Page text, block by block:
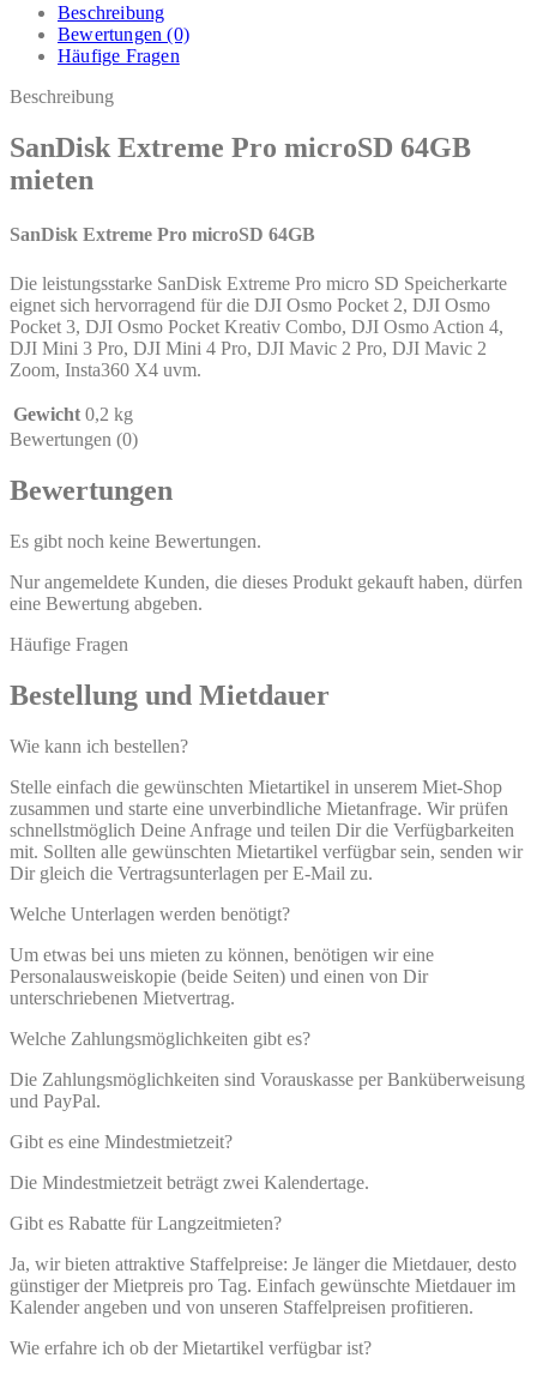
Beschreibung
Bewertungen (0)
Häufige Fragen
Beschreibung
SanDisk Extreme Pro microSD 64GB
mieten
SanDisk Extreme Pro microSD 64GB
Die leistungsstarke SanDisk Extreme Pro micro SD Speicherkarte
eignet sich hervorragend für die DJI Osmo Pocket 2, DJI Osmo
Pocket 3, DJI Osmo Pocket Kreativ Combo, DJI Osmo Action 4,
DJI Mini 3 Pro, DJI Mini 4 Pro, DJI Mavic 2 Pro, DJI Mavic 2
Zoom, Insta360 X4 uvm.
Gewicht 0,2 kg
Bewertungen (0)
Bewertungen
Es gibt noch keine Bewertungen.
Nur angemeldete Kunden, die dieses Produkt gekauft haben, dürfen
eine Bewertung abgeben.
Häufige Fragen
Bestellung und Mietdauer
Wie kann ich bestellen?
Stelle einfach die gewünschten Mietartikel in unserem Miet-Shop
zusammen und starte eine unverbindliche Mietanfrage. Wir prüfen
schnellstmöglich Deine Anfrage und teilen Dir die Verfügbarkeiten
mit. Sollten alle gewünschten Mietartikel verfügbar sein, senden wir
Dir gleich die Vertragsunterlagen per E-Mail zu.
Welche Unterlagen werden benötigt?
Um etwas bei uns mieten zu können, benötigen wir eine
Personalausweiskopie (beide Seiten) und einen von Dir
unterschriebenen Mietvertrag.
Welche Zahlungsmöglichkeiten gibt es?
Die Zahlungsmöglichkeiten sind Vorauskasse per Banküberweisung
und PayPal.
Gibt es eine Mindestmietzeit?
Die Mindestmietzeit beträgt zwei Kalendertage.
Gibt es Rabatte für Langzeitmieten?
Ja, wir bieten attraktive Staffelpreise: Je länger die Mietdauer, desto
günstiger der Mietpreis pro Tag. Einfach gewünschte Mietdauer im
Kalender angeben und von unseren Staffelpreisen profitieren.
Wie erfahre ich ob der Mietartikel verfügbar ist?